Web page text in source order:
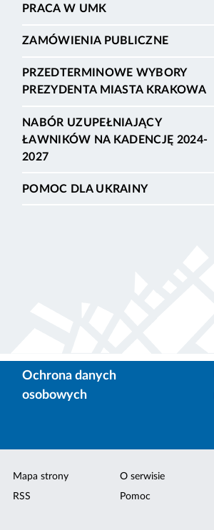
PRACA W UMK
ZAMÓWIENIA PUBLICZNE
PRZEDTERMINOWE WYBORY
PREZYDENTA MIASTA KRAKOWA
NABÓR UZUPEŁNIAJĄCY
ŁAWNIKÓW NA KADENCJĘ 2024-
2027
POMOC DLA UKRAINY
Ochrona danych
osobowych
Mapa strony
RSS
O serwisie
Pomoc